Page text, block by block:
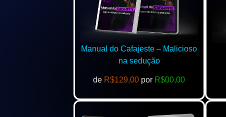
Manual do Cafajeste – Malicioso
na sedução
de R$129,00 por R$00,00